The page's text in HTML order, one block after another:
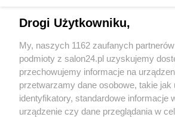
Sport
Społeczeństwo
Kultura
Drogi Użytkowniku,
My, naszych 1162 zaufanych
podmioty z salon24.pl uzyskujemy
przechowujemy informacje na
przetwarzamy dane osobowe, takie jak
identyfikatory, standardowe informacje
urządzenie czy dane przeglądania w